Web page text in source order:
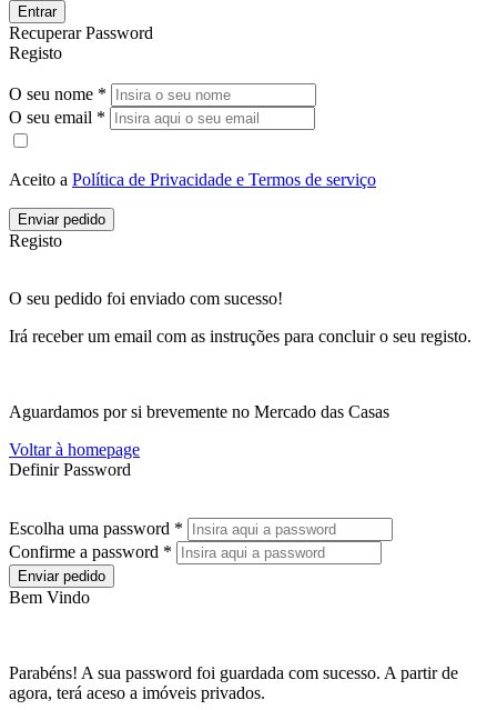
Entrar
Recuperar Password
Registo
O seu nome *
O seu email *
Aceito a Política de Privacidade e Termos de serviço
Enviar pedido
Registo
O seu pedido foi enviado com sucesso!
Irá receber um email com as instruções para concluir o seu registo.
Aguardamos por si brevemente no Mercado das Casas
Voltar à homepage
Definir Password
Escolha uma password *
Confirme a password *
Enviar pedido
Bem Vindo
Parabéns! A sua password foi guardada com sucesso. A partir de
agora, terá aceso a imóveis privados.